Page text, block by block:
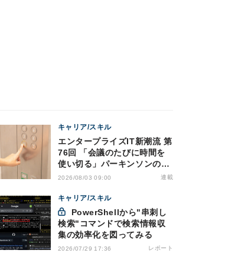
キャリア/スキル
エンタープライズIT新潮流 第
76回 「会議のたびに時間を
使い切る」パーキンソンの法
則を打破する処方箋
2026/08/03 09:00 連載
キャリア/スキル
検索"コマンドで検索情報収
集の効率化を図ってみる
2026/07/29 17:36 レポート